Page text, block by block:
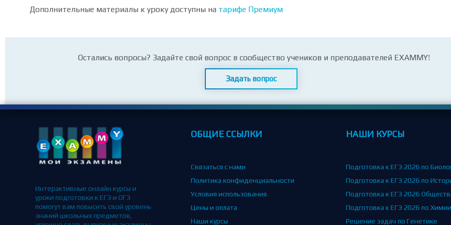
Дополнительные материалы к уроку доступны на тарифе Премиум
Остались вопросы? Задайте свой вопрос в сообщество учеников и преподавателей EXAMMY!
Задать вопрос
Интерактивные онлайн курсы и
уроки подготовки к ЕГЭ и ОГЭ
помогут вам повысить свой уровень
знаний школьных предметов,
ОБЩИЕ ССЫЛКИ
Связаться с нами
Политика конфиденциальности
Условия использования
Цены и оплата
Наши курсы
НАШИ КУРСЫ
Подготовка к ЕГЭ 2026 по
Подготовка к ЕГЭ 2026 по
Подготовка к ЕГЭ 2026
Подготовка к ЕГЭ 2026 по Химии
Решение задач по Генетике